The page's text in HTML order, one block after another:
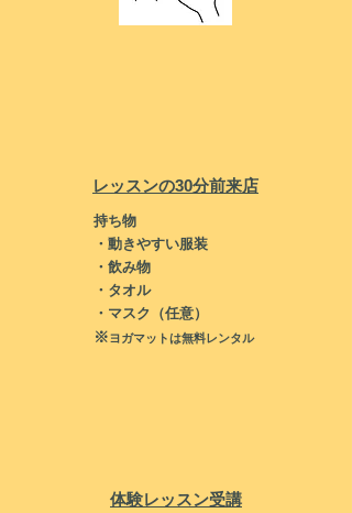
レッスンの30分前来店
持ち物
・動きやすい服装
・飲み物
​・タオル
​・マスク（任意）
​※ヨガマットは無料レンタル
体験​レッスン受講